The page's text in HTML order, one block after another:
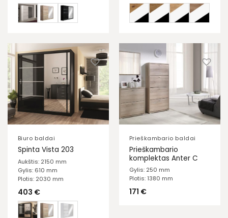
Biuro baldai
Spinta Vista 203
Aukštis: 2150 mm
Gylis: 610 mm
Plotis: 2030 mm
403 €
Prieškambario baldai
Prieškambario
komplektas Anter C
Gylis: 250 mm
Plotis: 1380 mm
171 €